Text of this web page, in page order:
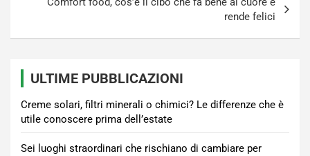
rende felici
ULTIME PUBBLICAZIONI
Creme solari, filtri minerali o chimici? Le differenze che è
utile conoscere prima dell’estate
Sei luoghi straordinari che rischiano di cambiare per